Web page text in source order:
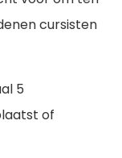
cursisten
5
of